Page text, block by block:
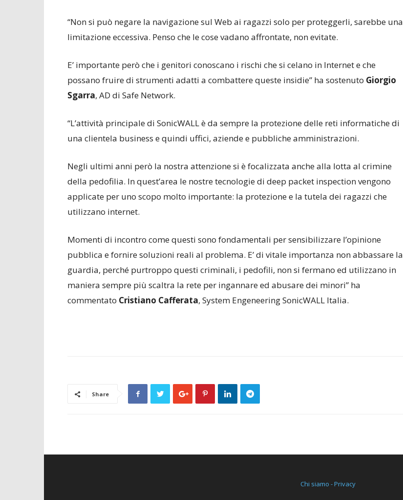
“Non si può negare la navigazione sul Web ai ragazzi solo per proteggerli, sarebbe una
limitazione eccessiva. Penso che le cose vadano affrontate, non evitate.
E’ importante però che i genitori conoscano i rischi che si celano in Internet e che
possano fruire di strumenti adatti a combattere queste insidie” ha sostenuto Giorgio
Sgarra, AD di Safe Network.
“L’attività principale di SonicWALL è da sempre la protezione delle reti informatiche di
una clientela business e quindi uffici, aziende e pubbliche amministrazioni.
Negli ultimi anni però la nostra attenzione si è focalizzata anche alla lotta al crimine
della pedofilia. In quest’area le nostre tecnologie di deep packet inspection vengono
applicate per uno scopo molto importante: la protezione e la tutela dei ragazzi che
utilizzano internet.
Momenti di incontro come questi sono fondamentali per sensibilizzare l’opinione
pubblica e fornire soluzioni reali al problema. E’ di vitale importanza non abbassare la
guardia, perché purtroppo questi criminali, i pedofili, non si fermano ed utilizzano in
maniera sempre più scaltra la rete per ingannare ed abusare dei minori” ha
commentato Cristiano Cafferata, System Engeneering SonicWALL Italia.
Share
Chi siamo - Privacy